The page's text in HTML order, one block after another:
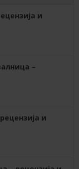
и
–
и